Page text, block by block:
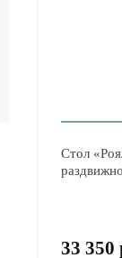
Стол
33 350